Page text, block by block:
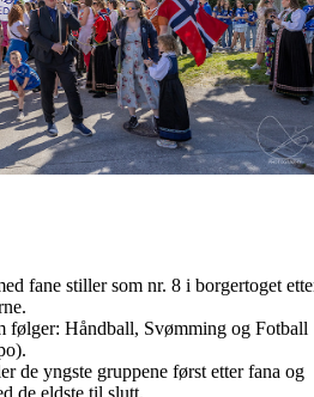
fane stiller som nr. 8 i borgertoget
følger: Håndball, Svømming og Fotball
de yngste gruppene først etter fana og